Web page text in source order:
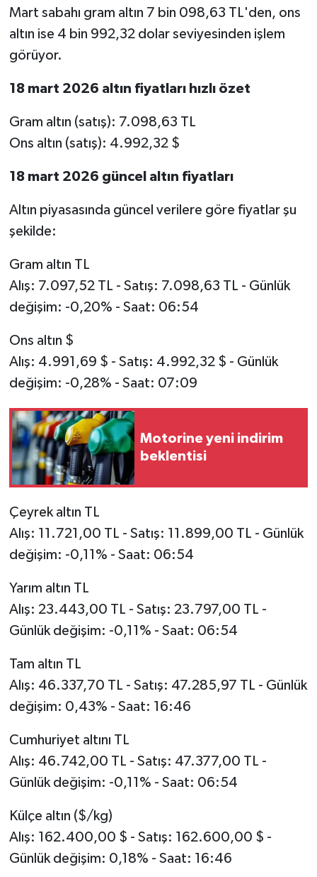
Mart sabahı gram altın 7 bin 098,63 TL'den, ons
altın ise 4 bin 992,32 dolar seviyesinden işlem
görüyor.
18 mart 2026 altın fiyatları hızlı özet
Gram altın (satış): 7.098,63 TL
Ons altın (satış): 4.992,32 $
18 mart 2026 güncel altın fiyatları
Altın piyasasında güncel verilere göre fiyatlar şu
şekilde:
Gram altın TL
Alış: 7.097,52 TL - Satış: 7.098,63 TL - Günlük
değişim: -0,20% - Saat: 06:54
Ons altın $
Alış: 4.991,69 $ - Satış: 4.992,32 $ - Günlük
değişim: -0,28% - Saat: 07:09
Motorine yeni indirim
beklentisi
Çeyrek altın TL
Alış: 11.721,00 TL - Satış: 11.899,00 TL - Günlük
değişim: -0,11% - Saat: 06:54
Yarım altın TL
Alış: 23.443,00 TL - Satış: 23.797,00 TL -
Günlük değişim: -0,11% - Saat: 06:54
Tam altın TL
Alış: 46.337,70 TL - Satış: 47.285,97 TL - Günlük
değişim: 0,43% - Saat: 16:46
Cumhuriyet altını TL
Alış: 46.742,00 TL - Satış: 47.377,00 TL -
Günlük değişim: -0,11% - Saat: 06:54
Külçe altın ($/kg)
Alış: 162.400,00 $ - Satış: 162.600,00 $ -
Günlük değişim: 0,18% - Saat: 16:46